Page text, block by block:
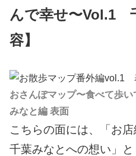
んで幸せ〜Vol.1
容】
おさんぽマップ〜食べて歩
みなと編 表面
こちらの面には、「お
千葉みなとへの想い」